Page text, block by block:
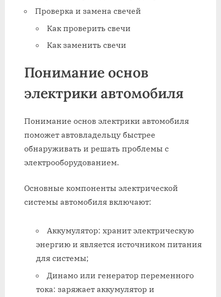
Проверка и замена свечей
Как проверить свечи
Как заменить свечи
Понимание основ
электрики автомобиля
Понимание основ электрики автомобиля
поможет автовладельцу быстрее
обнаруживать и решать проблемы с
электрооборудованием.
Основные компоненты электрической
системы автомобиля включают:
Аккумулятор: хранит электрическую
энергию и является источником питания
для системы;
Динамо или генератор переменного
тока: заряжает аккумулятор и